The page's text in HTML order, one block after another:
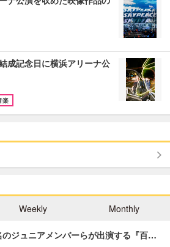
成記念日に横浜アリーナ公
楽
Weekly Monthly
ジュニアメンバーらが出演する『百…